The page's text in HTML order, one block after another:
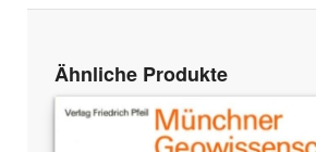
Ähnliche Produkte